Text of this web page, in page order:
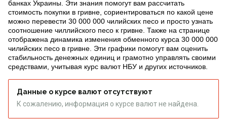
банках Украины. Эти знания помогут вам рассчитать
стоимость покупки в гривне, сориентироваться по какой цене
можно перевести 30 000 000 чилийских песо и просто узнать
соотношение чиллийского песо к гривне. Также на странице
отображена динамика изменения обменного курса 30 000 000
чилийских песо в гривне. Эти графики помогут вам оценить
стабильность денежных единиц и грамотно управлять своими
средствами, учитывая курс валют НБУ и других источников.
Данные о курсе валют отсутствуют
К сожалению, информация о курсе валют не найдена.